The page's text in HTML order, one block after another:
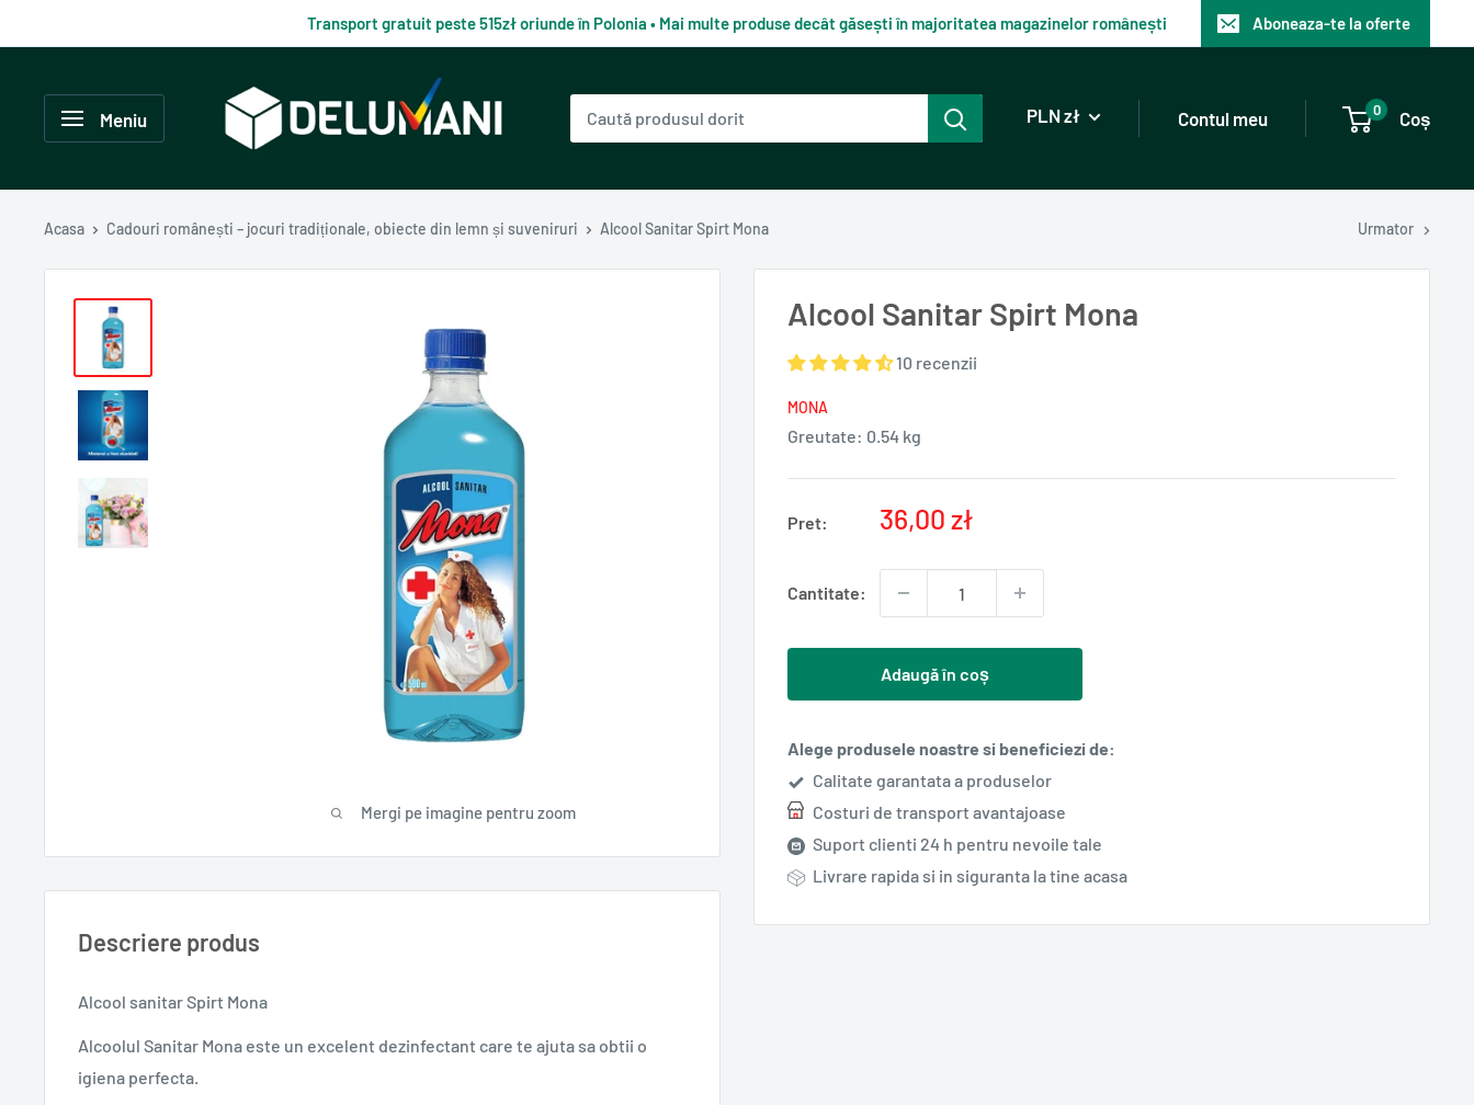
te
continut
Transport gratuit peste 515zł oriunde în Polonia • Mai multe produse decât găsești în majoritatea magazinelor românești Aboneaza-te la oferte
Meniu
Delumani
Magazin
PLN zł Contul meu 0 Coș
Acasa Cadouri românești – jocuri tradiționale, obiecte din lemn și suveniruri Alcool Sanitar Spirt Mona Urmator
Mergi pe imagine pentru zoom
Alcool Sanitar Spirt Mona
10 recenzii
MONA
Greutate: 0.54 kg
Pret:
Pret
36,00 zł
Cantitate:
Adaugă în coș
Alege produsele noastre si beneficiezi de:
Calitate garantata a produselor
Costuri de transport avantajoase
Suport clienti 24 h pentru nevoile tale
Livrare rapida si in siguranta la tine acasa
Descriere produs
Alcool sanitar Spirt Mona
Alcoolul Sanitar Mona este un excelent dezinfectant care te ajuta sa obtii o
igiena perfecta.